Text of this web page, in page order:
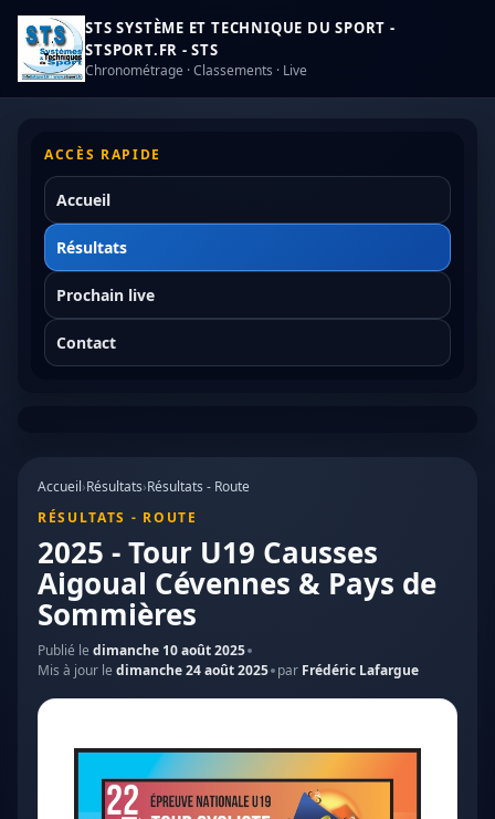
STS SYSTÈME ET TECHNIQUE DU SPORT -
STSPORT.FR - STS
Chronométrage · Classements · Live
ACCÈS RAPIDE
Accueil
Résultats
Prochain live
Contact
Accueil›Résultats›Résultats - Route
RÉSULTATS - ROUTE
2025 - Tour U19 Causses
Aigoual Cévennes & Pays de
Sommières
Publié le dimanche 10 août 2025
Mis à jour le dimanche 24 août 2025 par Frédéric Lafargue